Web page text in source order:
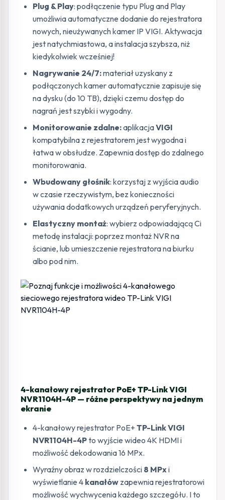
Plug & Play: podłączenie typu Plug and Play
umożliwia automatyczne dodanie do rejestratora
nowych, nieużywanych kamer IP VIGI. Aktywacja
jest natychmiastowa, a instalacja szybsza, niż
kiedykolwiek wcześniej!
Nagrywanie 24/7:materiał uzyskany z
podłączonych kamer automatycznie zapisuje się
na dysku (do 10 TB), dzięki czemu dostęp do
nagrań jest szybki i wygodny.
Monitorowanie zdalne:aplikacjaVIGI
kompatybilna z rejestratorem jest wygodna i
łatwa w obsłudze. Zapewnia dostęp do zdalnego
monitorowania.
Wbudowany głośnik: korzystaj z wyjścia audio
w czasie rzeczywistym, bez konieczności
używania dodatkowych urządzeń peryferyjnych.
Elastyczny montaż: wybierz odpowiadającą Ci
metodę instalacji: poprzez montaż NVR na
ścianie, lub umieszczenie rejestratora na biurku
albo pod nim.
4-kanałowy rejestrator PoE+ TP-Link VIGI
NVR1104H-4P — różne perspektywy na jednym
ekranie
4-kanałowy rejestrator PoE+ TP-Link VIGI
NVR1104H-4Pto wyjście wideo 4K HDMI i
możliwość dekodowania 16 MPx.
Wyraźny obraz w rozdzielczości 8 MPx i
wyświetlanie 4 kanałów zapewnia rejestratorowi
możliwość wychwycenia każdego szczegółu. I to